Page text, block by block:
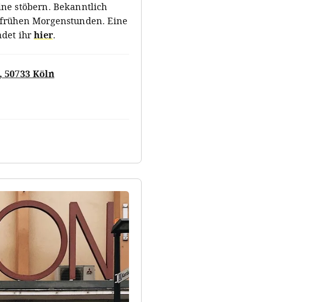
stöbern. Bekanntlich
Morgenstunden. Eine
ihrhier.
Köln